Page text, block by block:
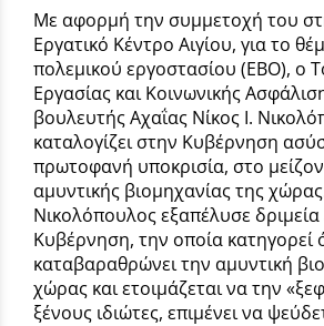
Με αφορμή την συμμετοχή του
Εργατικό Κέντρο Αιγίου, για το
πολεμικού εργοστασίου (ΕΒΟ), ο
Εργασίας και Κοινωνικής
βουλευτής Αχαΐας Νίκος Ι.
καταλογίζει στην Κυβέρνηση
πρωτοφανή υποκρισία, στο
αμυντικής βιομηχανίας της
Νικολόπουλος εξαπέλυσε
Κυβέρνηση, την οποία κατηγορεί
καταβαραθρώνει την αμυντική
χώρας και ετοιμάζεται να την
ξένους ιδιώτες, επιμένει να